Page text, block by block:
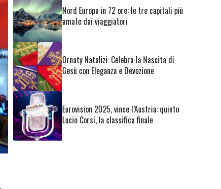
Nord Europa in 72 ore: le tre capitali più
amate dai viaggiatori
Ornaty Natalizi: Celebra la Nascita di
Gesù con Eleganza e Devozione
Eurovision 2025, vince l’Austria: quinto
Lucio Corsi, la classifica finale